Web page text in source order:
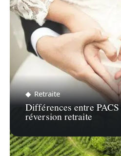
Retraite
Différences entre
réversion retraite